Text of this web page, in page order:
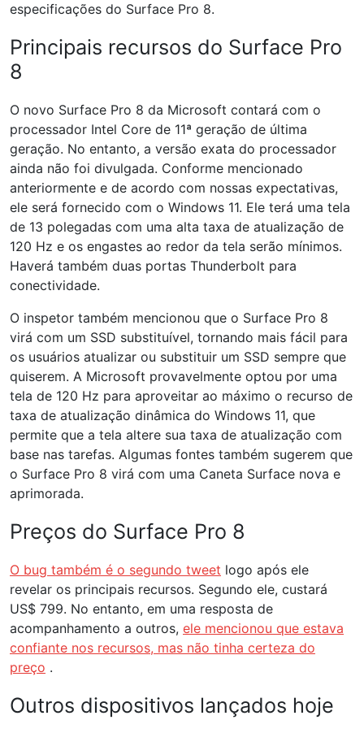
especificações do Surface Pro 8.
Principais recursos do Surface Pro
8
O novo Surface Pro 8 da Microsoft contará com o
processador Intel Core de 11ª geração de última
geração. No entanto, a versão exata do processador
ainda não foi divulgada. Conforme mencionado
anteriormente e de acordo com nossas expectativas,
ele será fornecido com o Windows 11. Ele terá uma tela
de 13 polegadas com uma alta taxa de atualização de
120 Hz e os engastes ao redor da tela serão mínimos.
Haverá também duas portas Thunderbolt para
conectividade.
O inspetor também mencionou que o Surface Pro 8
virá com um SSD substituível, tornando mais fácil para
os usuários atualizar ou substituir um SSD sempre que
quiserem. A Microsoft provavelmente optou por uma
tela de 120 Hz para aproveitar ao máximo o recurso de
taxa de atualização dinâmica do Windows 11, que
permite que a tela altere sua taxa de atualização com
base nas tarefas. Algumas fontes também sugerem que
o Surface Pro 8 virá com uma Caneta Surface nova e
aprimorada.
Preços do Surface Pro 8
O bug também é o segundo tweet logo após ele
revelar os principais recursos. Segundo ele, custará
US$ 799. No entanto, em uma resposta de
acompanhamento a outros, ele mencionou que estava
confiante nos recursos, mas não tinha certeza do
preço .
Outros dispositivos lançados hoje